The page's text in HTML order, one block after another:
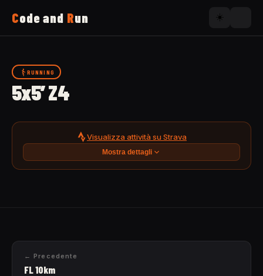
Code and Run ☀️
Running
RUNNING
5x5’ Z4
Visualizza attività su Strava
Mostra dettagli
← Precedente
FL 10km